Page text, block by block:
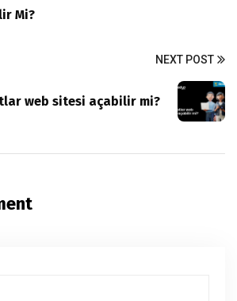
Mi?
NEXT POST
web sitesi açabilir mi?